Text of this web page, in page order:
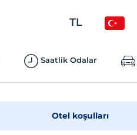
TL
Saatlik Odalar
Otel koşulları